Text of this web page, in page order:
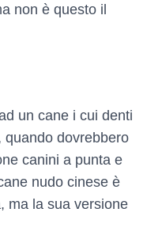
non è questo il
un cane i cui denti
quando dovrebbero
canini a punta e
nudo cinese è
ma la sua versione